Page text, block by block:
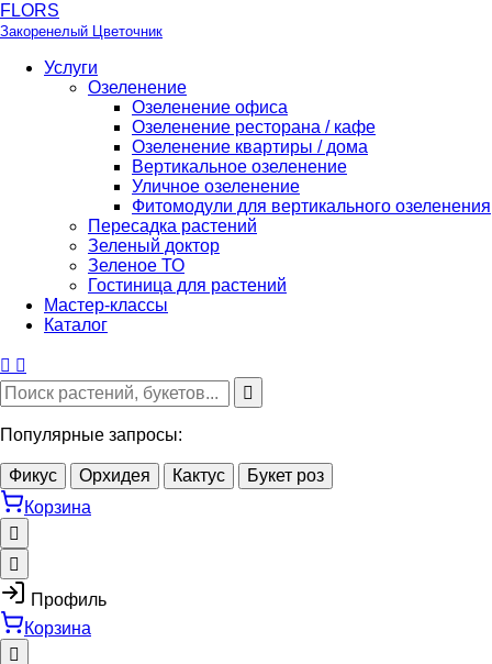
FLORS
Закоренелый Цветочник
Услуги
Озеленение
Озеленение офиса
Озеленение ресторана / кафе
Озеленение квартиры / дома
Вертикальное озеленение
Уличное озеленение
Фитомодули для вертикального озеленения
Пересадка растений
Зеленый доктор
Зеленое ТО
Гостиница для растений
Мастер-классы
Каталог
Популярные запросы:
Фикус Орхидея Кактус
Букет роз
Корзина
Профиль
Корзина